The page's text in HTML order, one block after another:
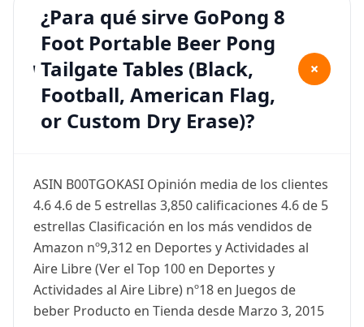
¿Para qué sirve GoPong 8
Foot Portable Beer Pong
Tailgate Tables (Black,
Football, American Flag,
or Custom Dry Erase)?
+
ASIN B00TGOKASI Opinión media de los clientes
4.6 4.6 de 5 estrellas 3,850 calificaciones 4.6 de 5
estrellas Clasificación en los más vendidos de
Amazon nº9,312 en Deportes y Actividades al
Aire Libre (Ver el Top 100 en Deportes y
Actividades al Aire Libre) nº18 en Juegos de
beber Producto en Tienda desde Marzo 3, 2015